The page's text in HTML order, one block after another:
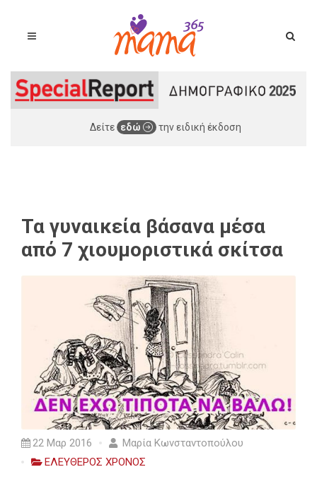
Δείτε εδώ την ειδική έκδοση
Τα γυναικεία βάσανα μέσα
από 7 χιουμοριστικά σκίτσα
22 Μαρ 2016
Μαρία Κωνσταντοπούλου
ΕΛΕΥΘΕΡΟΣ ΧΡΟΝΟΣ